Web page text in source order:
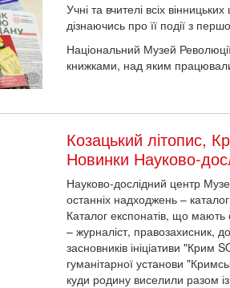
Учні та вчителі всіх
дізнаючись про її події з
Національний Музей Революції
книжками, над яким працювали
Козацький літопис,
Новинки Науково-
Науково-дослідний центр
останніх надходжень –
Каталог експонатів, що мають
– журналіст, правозахисник,
засновників ініціативи "Крим
дім". Двічі пережив вигнання
а після повернення на батьківщину